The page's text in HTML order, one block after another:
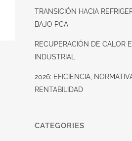
TRANSICIÓN HACIA
BAJO PCA
RECUPERACIÓN DE CALOR
INDUSTRIAL
2026: EFICIENCIA,
RENTABILIDAD
CATEGORIES